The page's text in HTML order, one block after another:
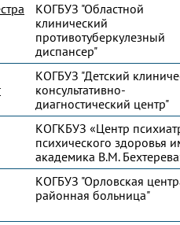
КОГБУЗ "Областной
клинический
противотуберкулезный
диспансер"
КОГБУЗ "Детский
консультативно-
диагностический центр"
КОГКБУЗ «Центр
психического здоровья
академика В.М.
КОГБУЗ "Орловская
районная больница"